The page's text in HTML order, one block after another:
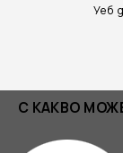
Уеб
С КАКВО